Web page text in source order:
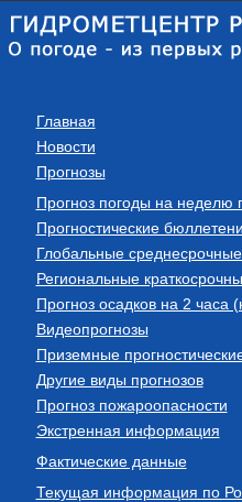
Главная
Новости
Прогнозы
Прогноз погоды на неделю
Прогностические бюллетени
Глобальные
Региональные
Прогноз осадков на 2 часа
Видеопрогнозы
Приземные
Другие виды прогнозов
Прогноз пожароопасности
Экстренная информация
Фактические данные
Текущая информация по